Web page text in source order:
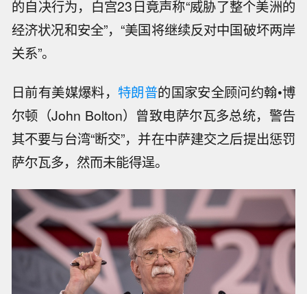
的自决行为，白宫23日竟声称“威胁了整个美洲的
经济状况和安全”，“美国将继续反对中国破坏两岸
关系”。
日前有美媒爆料，特朗普的国家安全顾问约翰•博
尔顿（John Bolton）曾致电萨尔瓦多总统，警告
其不要与台湾“断交”，并在中萨建交之后提出惩罚
萨尔瓦多，然而未能得逞。